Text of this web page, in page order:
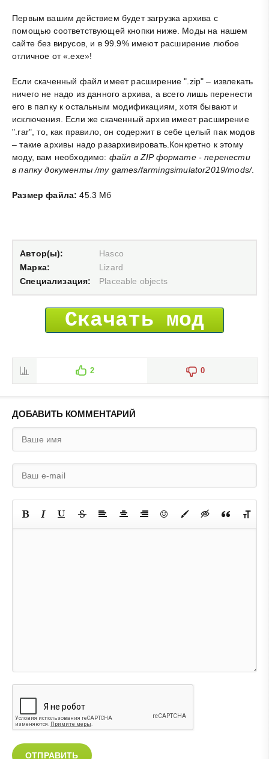
Первым вашим действием будет загрузка архива с
помощью соответствующей кнопки ниже. Моды на нашем
сайте без вирусов, и в 99.9% имеют расширение любое
отличное от «.exe»!
Если скаченный файл имеет расширение ".zip" – извлекать
ничего не надо из данного архива, а всего лишь перенести
его в папку к остальным модификациям, хотя бывают и
исключения. Если же скаченный архив имеет расширение
".rar", то, как правило, он содержит в себе целый пак модов
– такие архивы надо разархивировать.Конкретно к этому
моду, вам необходимо: файл в ZIP формате - перенести
в папку документы /my games/farmingsimulator2019/mods/.
Размер файла: 45.3 Мб
Автор(ы):
Hasco
Марка:
Lizard
Специализация:
Placeable objects
Скачать мод
2 0
ДОБАВИТЬ КОММЕНТАРИЙ
ОТПРАВИТЬ